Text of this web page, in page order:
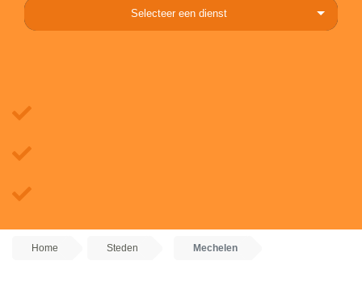
Selecteer een dienst
Home Steden Mechelen